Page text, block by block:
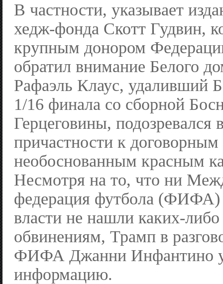
В частности, указывает
хедж-фонда Скотт Гудвин,
крупным донором
обратил внимание Белого
Рафаэль Клаус, удаливший
1/16 финала со сборной
Герцеговины, подозревался
причастности к
необоснованным красным
Несмотря на то, что ни
федерация футбола (ФИФА)
власти не нашли каких-либо
обвинениям, Трамп в
ФИФА Джанни Инфантино
информацию.